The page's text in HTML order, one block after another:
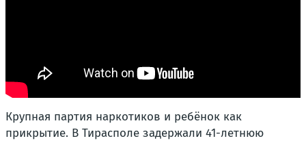
Крупная партия наркотиков и ребёнок как
прикрытие. В Тирасполе задержали 41-летнюю